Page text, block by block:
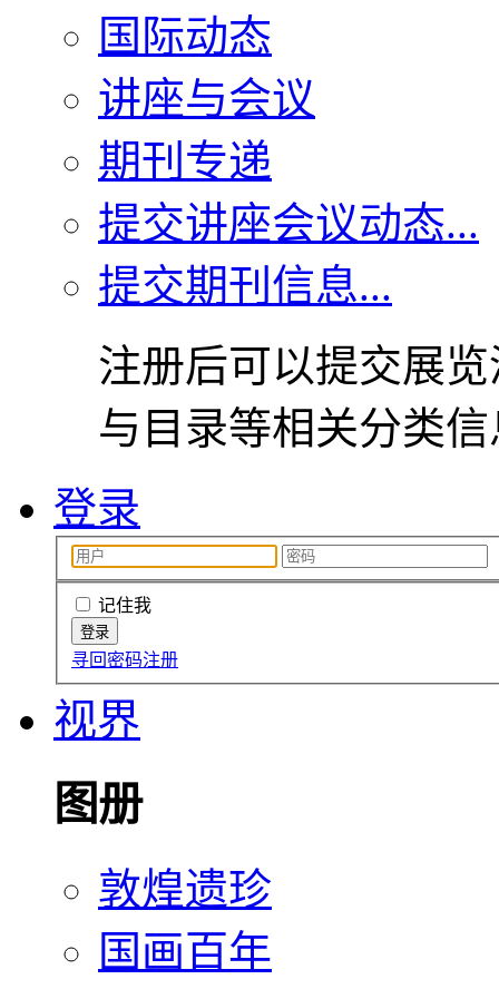
国际动态
讲座与会议
期刊专递
提交讲座会议动态...
提交期刊信息...
注册后可以提交展
与目录等相关分类
登录
记住我
寻回密码注册
视界
图册
敦煌遗珍
国画百年